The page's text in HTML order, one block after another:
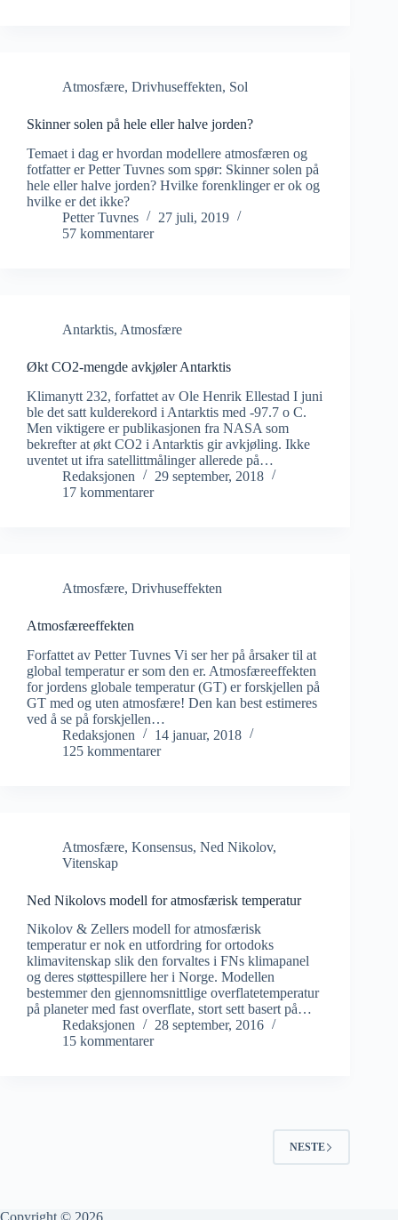
Atmosfære, Drivhuseffekten, Sol
Skinner solen på hele eller halve jorden?
Temaet i dag er hvordan modellere atmosfæren og
fotfatter er Petter Tuvnes som spør: Skinner solen på
hele eller halve jorden? Hvilke forenklinger er ok og
hvilke er det ikke?
Petter Tuvnes
27 juli, 2019
57 kommentarer
Antarktis, Atmosfære
Økt CO2-mengde avkjøler Antarktis
Klimanytt 232, forfattet av Ole Henrik Ellestad I juni
ble det satt kulderekord i Antarktis med -97.7 o C.
Men viktigere er publikasjonen fra NASA som
bekrefter at økt CO2 i Antarktis gir avkjøling. Ikke
uventet ut ifra satellittmålinger allerede på…
Redaksjonen
29 september, 2018
17 kommentarer
Atmosfære, Drivhuseffekten
Atmosfæreeffekten
Forfattet av Petter Tuvnes Vi ser her på årsaker til at
global temperatur er som den er. Atmosfæreeffekten
for jordens globale temperatur (GT) er forskjellen på
GT med og uten atmosfære! Den kan best estimeres
ved å se på forskjellen…
Redaksjonen
14 januar, 2018
125 kommentarer
Atmosfære, Konsensus, Ned Nikolov,
Vitenskap
Ned Nikolovs modell for atmosfærisk temperatur
Nikolov & Zellers modell for atmosfærisk
temperatur er nok en utfordring for ortodoks
klimavitenskap slik den forvaltes i FNs klimapanel
og deres støttespillere her i Norge. Modellen
bestemmer den gjennomsnittlige overflatetemperatur
på planeter med fast overflate, stort sett basert på…
Redaksjonen
28 september, 2016
15 kommentarer
NESTE